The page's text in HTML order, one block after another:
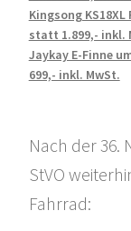
Kingsong KS18XL
statt 1.899,- inkl.
Jaykay E-Finne
699,- inkl. MwSt.
Nach der 36.
StVO
Fahrrad: